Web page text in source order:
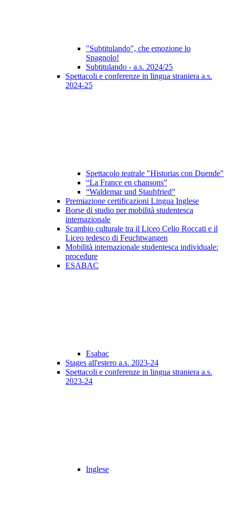
"Subtitulando", che emozione lo
Spagnolo!
Subtitulando - a.s. 2024/25
Spettacoli e conferenze in lingua straniera a.s.
2024-25
Spettacolo teatrale "Historias con Duende"
“La France en chansons”
“Waldemar und Staubfried”
Premiazione certificazioni Lingua Inglese
Borse di studio per mobilità studentesca
internazionale
Scambio culturale tra il Liceo Celio Roccati e il
Liceo tedesco di Feuchtwangen
Mobilità internazionale studentesca individuale:
procedure
ESABAC
Esabac
Stages all'estero a.s. 2023-24
Spettacoli e conferenze in lingua straniera a.s.
2023-24
Inglese